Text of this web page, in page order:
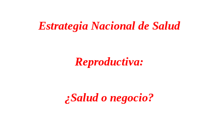
Estrategia Nacional de Salud
Reproductiva:
¿Salud o negocio?